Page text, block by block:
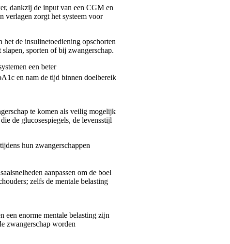
dankzij de input van een CGM en
verlagen zorgt het systeem voor
het de insulinetoediening opschorten
sporten of bij zwangerschap.
een beter
en nam de tijd binnen doelbereik
te komen als veilig mogelijk
de glucosespiegels, de levensstijl
hun zwangerschappen
aanpassen om de boel
zelfs de mentale belasting
een enorme mentale belasting zijn
zwangerschap worden